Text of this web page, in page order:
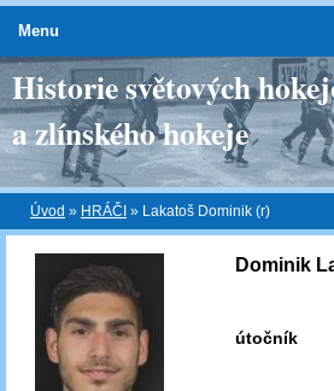
Historie světových
a zlínského hokeje
Úvod » HRÁČI » Lakatoš Dominik (r)
Dominik
útočník
Menu